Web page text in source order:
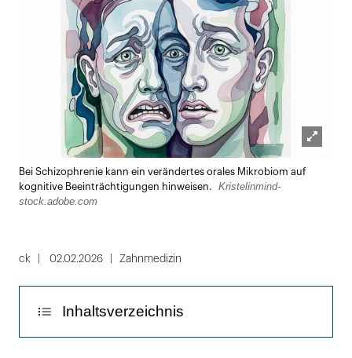
öffnen
Bei Schizophrenie kann ein verändertes orales Mikrobiom auf
kognitive Beeinträchtigungen hinweisen.
Kristelinmind-
stock.adobe.com
ck 02.02.2026 Zahnmedizin
Inhaltsverzeichnis